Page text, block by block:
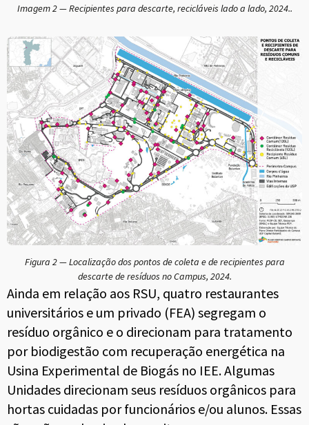
Imagem 2 — Recipientes para descarte, recicláveis lado a lado, 2024..
Figura 2 — Localização dos pontos de coleta e de recipientes para
descarte de resíduos no Campus, 2024.
Ainda em relação aos RSU, quatro restaurantes
universitários e um privado (FEA) segregam o
resíduo orgânico e o direcionam para tratamento
por biodigestão com recuperação energética na
Usina Experimental de Biogás no IEE. Algumas
Unidades direcionam seus resíduos orgânicos para
hortas cuidadas por funcionários e/ou alunos. Essas